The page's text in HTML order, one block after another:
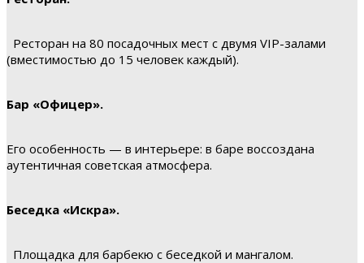
Ресторан на 80 посадочных мест с двумя VIP-залами
(вместимостью до 15 человек каждый).
Бар «Офицер».
Его особенность — в интерьере: в баре воссоздана
аутентичная советская атмосфера.
Беседка «Искра».
Площадка для барбекю с беседкой и мангалом.